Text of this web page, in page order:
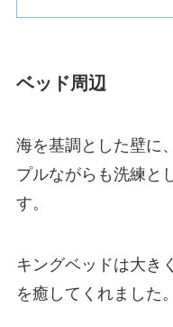
ベッド周辺
海を基調とした壁に
プルながらも洗練と
す。
キングベッドは大き
を癒してくれました。